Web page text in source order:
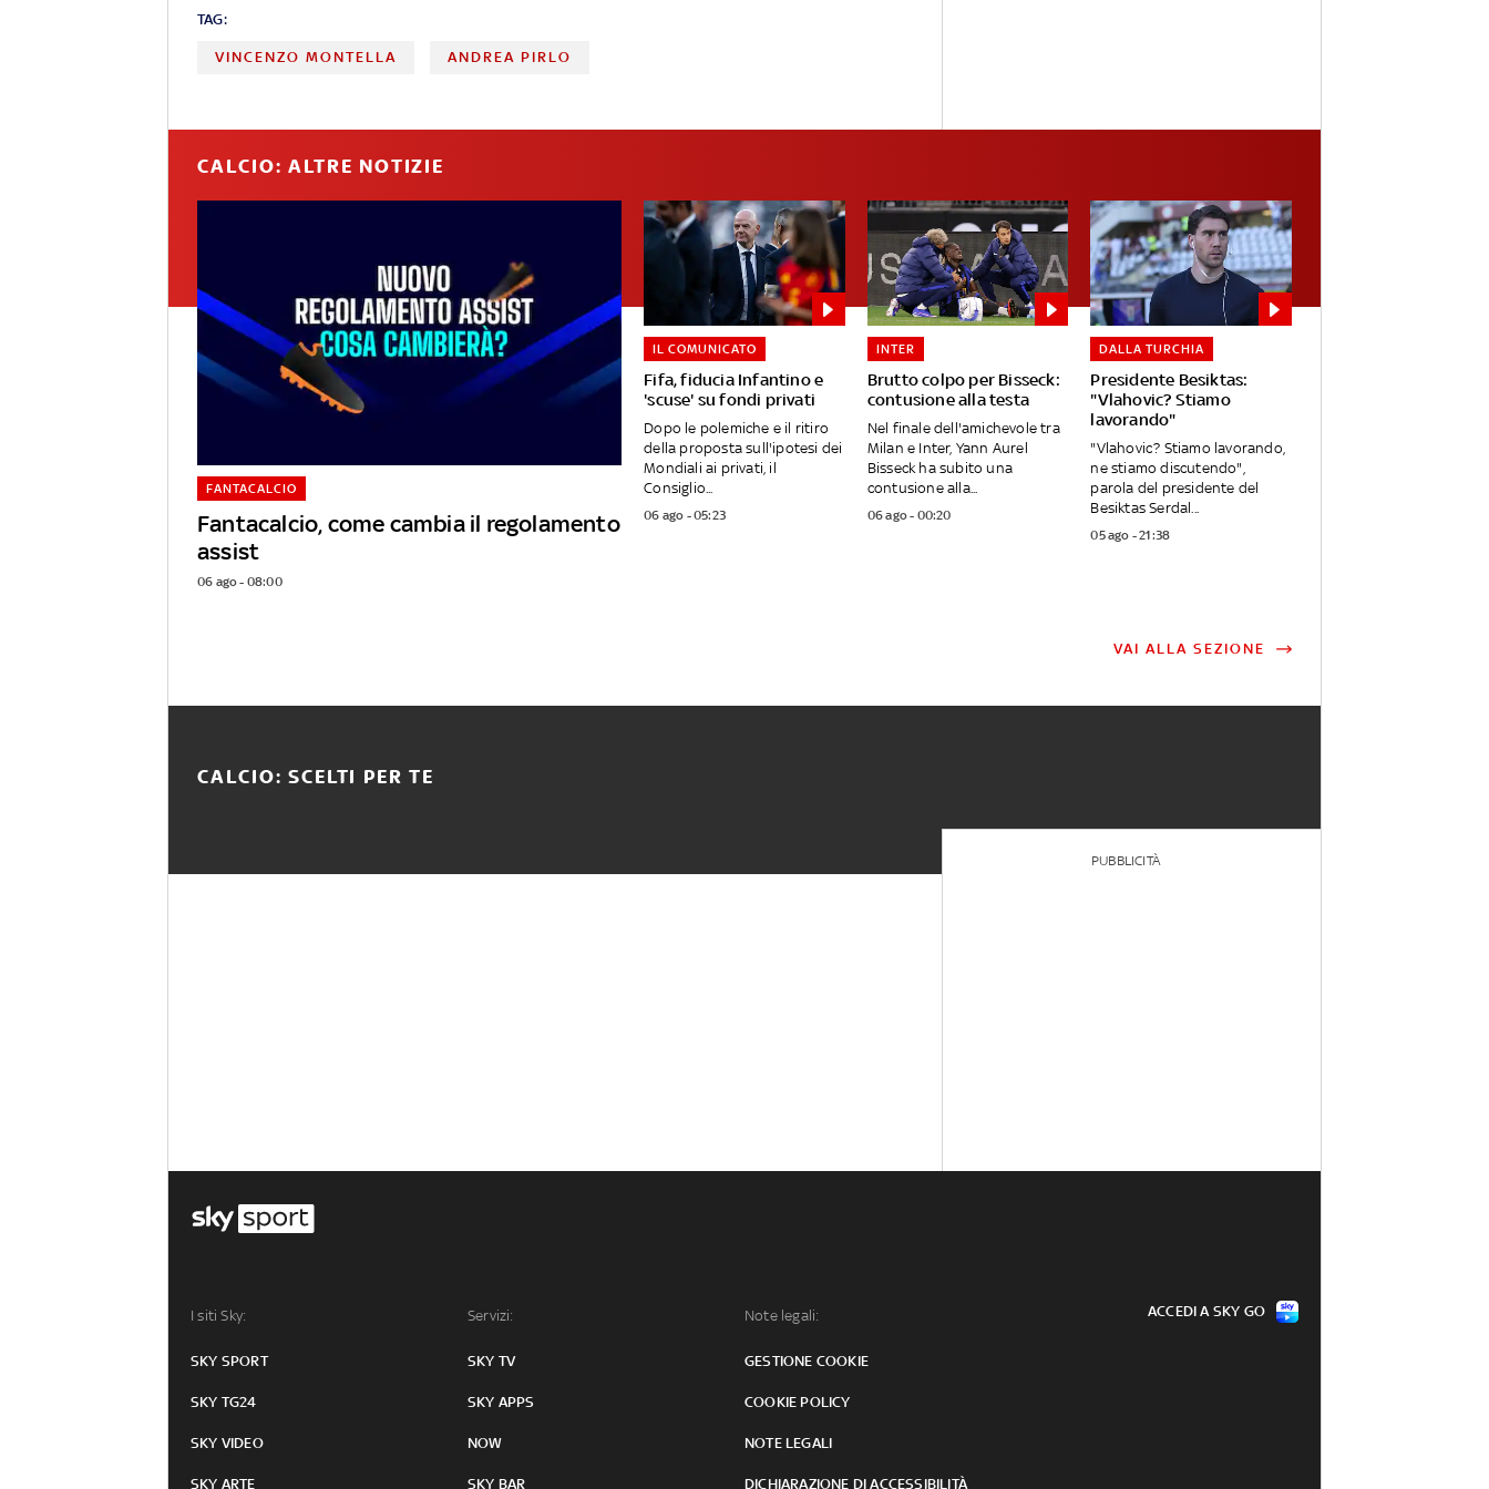
TAG:
VINCENZO MONTELLA ANDREA PIRLO
CALCIO: ALTRE NOTIZIE
Fantacalcio, come cambia il regolamento
assist
FANTACALCIO
06 ago - 08:00
Fifa, fiducia Infantino e
'scuse' su fondi privati
IL COMUNICATO
Dopo le polemiche e il ritiro
della proposta sull'ipotesi dei
Mondiali ai privati, il
Consiglio...
06 ago - 05:23
Brutto colpo per Bisseck:
contusione alla testa
INTER
Nel finale dell'amichevole tra
Milan e Inter, Yann Aurel
Bisseck ha subito una
contusione alla...
06 ago - 00:20
Presidente Besiktas:
"Vlahovic? Stiamo
lavorando"
DALLA TURCHIA
"Vlahovic? Stiamo lavorando,
ne stiamo discutendo",
parola del presidente del
Besiktas Serdal...
05 ago - 21:38
VAI ALLA SEZIONE
CALCIO: SCELTI PER TE
PUBBLICITÀ
I siti Sky:
SKY SPORT
SKY TG24
SKY VIDEO
SKY ARTE
Servizi:
SKY TV
SKY APPS
NOW
SKY BAR
Note legali:
GESTIONE COOKIE
COOKIE POLICY
NOTE LEGALI
DICHIARAZIONE DI ACCESSIBILITÀ
ACCEDI A SKY GO